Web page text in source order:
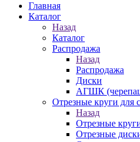
Главная
Каталог
Назад
Каталог
Распродажа
Назад
Распродажа
Диски
АГШК
Отрезные круги для
Назад
Отрезные
Отрезные